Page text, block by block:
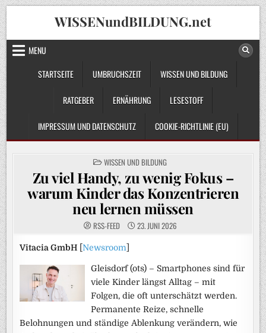
Skip
to
content
WISSENundBILDUNG.net
MENU
STARTSEITE
UMBRUCHSZEIT WISSEN UND BILDUNG
RATGEBER ERNÄHRUNG LESESTOFF
IMPRESSUM UND DATENSCHUTZ COOKIE-RICHTLINIE (EU)
POSTED
IN
WISSEN UND BILDUNG
Zu viel Handy, zu wenig Fokus –
warum Kinder das Konzentrieren
neu lernen müssen
RSS-FEED 23. JUNI 2026
Vitacia GmbH [Newsroom
Gleisdorf (ots) – Smartphones sind für
viele Kinder längst Alltag – mit
Folgen, die oft unterschätzt werden.
Permanente Reize, schnelle
Belohnungen und ständige Ablenkung verändern, wie